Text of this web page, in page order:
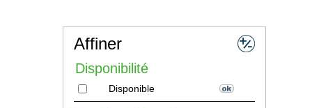
Affiner
Disponibilité
Disponible